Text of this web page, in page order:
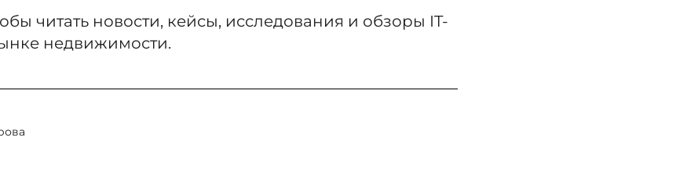
читать новости, кейсы, исследования и обзоры IT-
недвижимости.